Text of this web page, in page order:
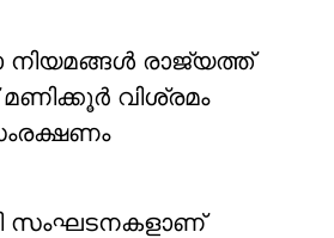
രാജ്യത്ത്
വിശ്രമം
സംഘടനകളാണ്